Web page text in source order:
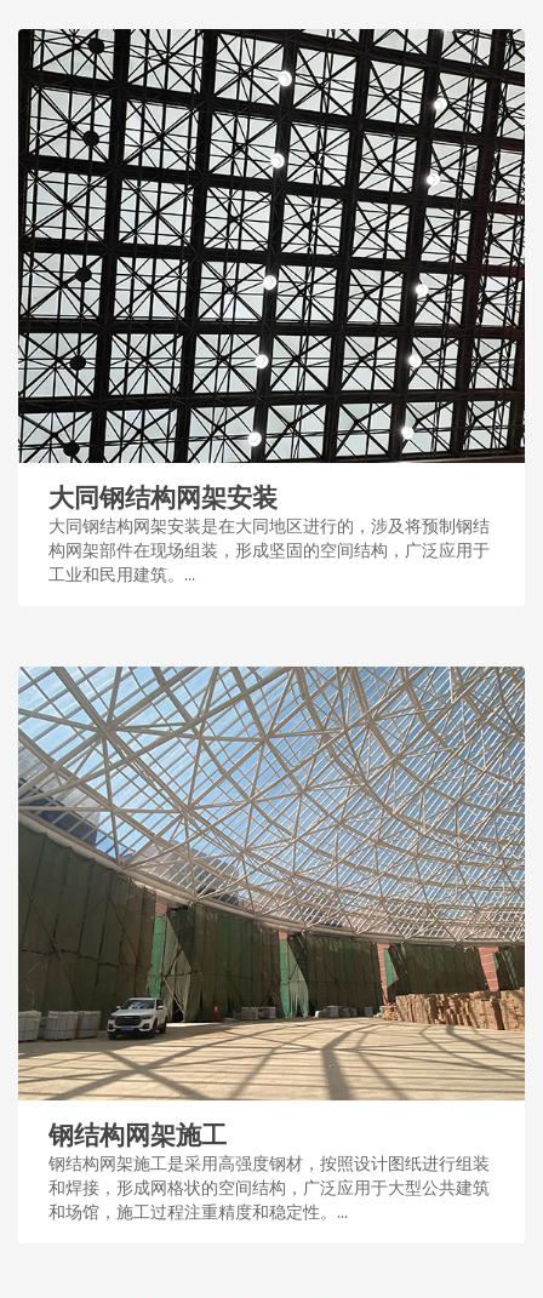
大同钢结构网架安装
大同钢结构网架安装是在大同地区进行的，涉及将预制钢结
构网架部件在现场组装，形成坚固的空间结构，广泛应用于
工业和民用建筑。...
钢结构网架施工
钢结构网架施工是采用高强度钢材，按照设计图纸进行组装
和焊接，形成网格状的空间结构，广泛应用于大型公共建筑
和场馆，施工过程注重精度和稳定性。...